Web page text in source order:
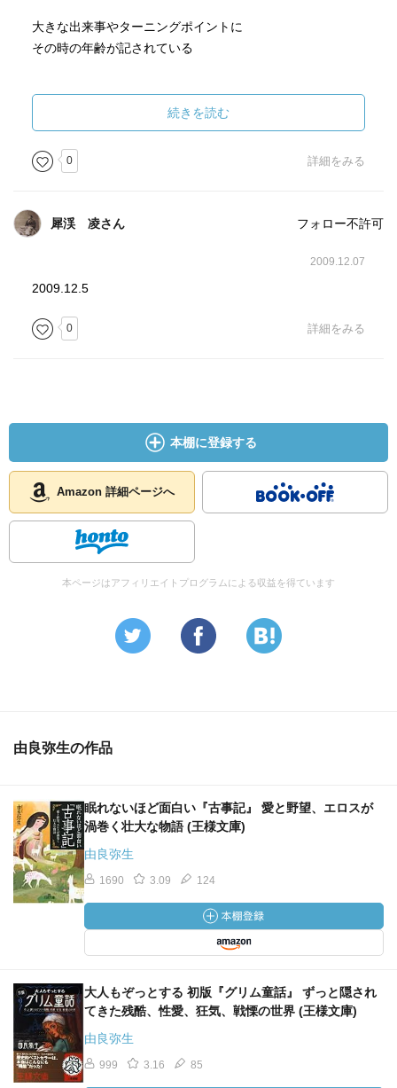
大きな出来事やターニングポイントに
その時の年齢が記されている
初めての江戸への遊学 19歳
勝海舟にはじめて会う 28歳
近江屋で暗殺 龍馬 享年33歳
龍馬が活躍したのはたった５年間
タイトル通り
変えなくちゃいけない
勝ち残ってやる という
志高く、生きることに貪欲な
表舞台で活躍する男たちを
影で支え、尽くし、待つ
そんな一途さ感じました
続きを読む
0 詳細をみる
犀渓 凌さん フォロー不許可
2009.12.07
2009.12.5
0 詳細をみる
本棚に登録する
Amazon 詳細ページへ
本ページはアフィリエイトプログラムによる収益を得ています
由良弥生の作品
眠れないほど面白い『古事記』 愛と野望、エロスが
渦巻く壮大な物語 (王様文庫)
由良弥生
1690 3.09 124
大人もぞっとする 初版『グリム童話』 ずっと隠され
てきた残酷、性愛、狂気、戦慄の世界 (王様文庫)
由良弥生
999 3.16 85